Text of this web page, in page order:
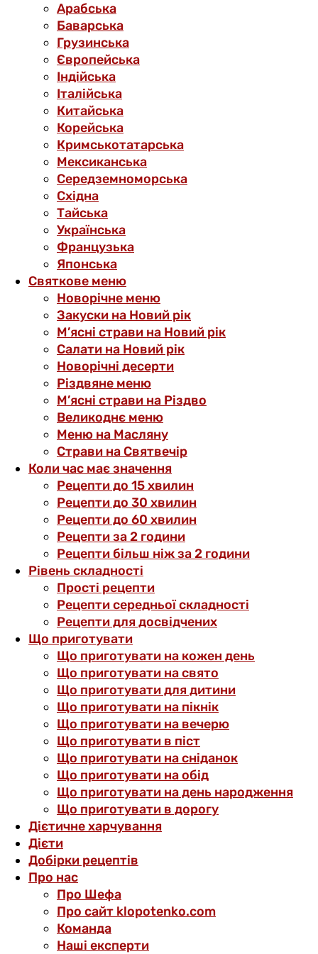
Арабська
Баварська
Грузинська
Європейська
Індійська
Італійська
Китайська
Корейська
Кримськотатарська
Мексиканська
Середземноморська
Східна
Тайська
Українська
Французька
Японська
Святкове меню
Новорічне меню
Закуски на Новий рік
М’ясні страви на Новий рік
Салати на Новий рік
Новорічні десерти
Різдвяне меню
М’ясні страви на Різдво
Великоднє меню
Меню на Масляну
Страви на Святвечір
Коли час має значення
Рецепти до 15 хвилин
Рецепти до 30 хвилин
Рецепти до 60 хвилин
Рецепти за 2 години
Рецепти більш ніж за 2 години
Рівень складності
Прості рецепти
Рецепти середньої складності
Рецепти для досвідчених
Що приготувати
Що приготувати на кожен день
Що приготувати на свято
Що приготувати для дитини
Що приготувати на пікнік
Що приготувати на вечерю
Що приготувати в піст
Що приготувати на сніданок
Що приготувати на обід
Що приготувати на день народження
Що приготувати в дорогу
Дієтичне харчування
Дієти
Добірки рецептів
Про нас
Про Шефа
Про сайт klopotenko.com
Команда
Наші експерти